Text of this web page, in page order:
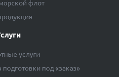
флот
услуги
подготовки под «заказ»